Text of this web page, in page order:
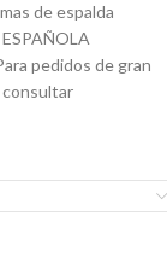
de espalda
pedidos de gran